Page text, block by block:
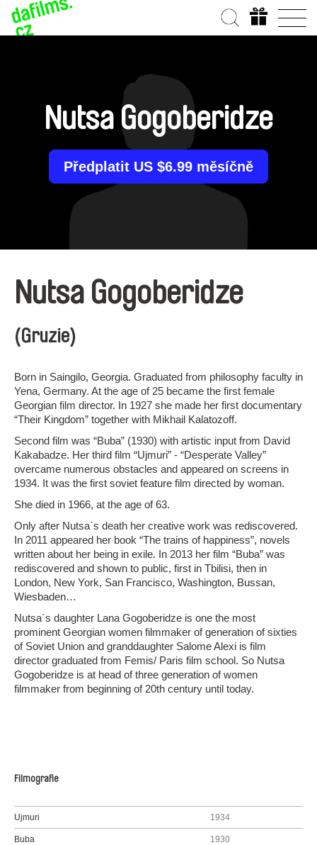
Nutsa Gogoberidze
Předplatit US $6.99 měsíčně
Nutsa Gogoberidze
(Gruzie)
Born in Saingilo, Georgia. Graduated from philosophy faculty in
Yena, Germany. At the age of 25 became the first female
Georgian film director. In 1927 she made her first documentary
“Their Kingdom” together with Mikhail Kalatozoff.
Second film was “Buba” (1930) with artistic input from David
Kakabadze. Her third film “Ujmuri” - “Desperate Valley”
overcame numerous obstacles and appeared on screens in
1934. It was the first soviet feature film directed by woman.
She died in 1966, at the age of 63.
Only after Nutsa`s death her creative work was rediscovered.
In 2011 appeared her book “The trains of happiness”, novels
written about her being in exile. In 2013 her film “Buba” was
rediscovered and shown to public, first in Tbilisi, then in
London, New York, San Francisco, Washington, Bussan,
Wiesbaden…
Nutsa´s daughter Lana Gogoberidze is one the most
prominent Georgian women filmmaker of generation of sixties
of Soviet Union and granddaughter Salome Alexi is film
director graduated from Femis/ Paris film school. So Nutsa
Gogoberidze is at head of three generation of women
filmmaker from beginning of 20th century until today.
Filmografie
Ujmuri 1934
Buba 1930